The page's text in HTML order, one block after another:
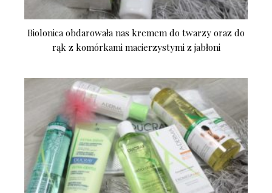
Biolonica obdarowała nas kremem do twarzy oraz do
rąk z komórkami macierzystymi z jabłoni